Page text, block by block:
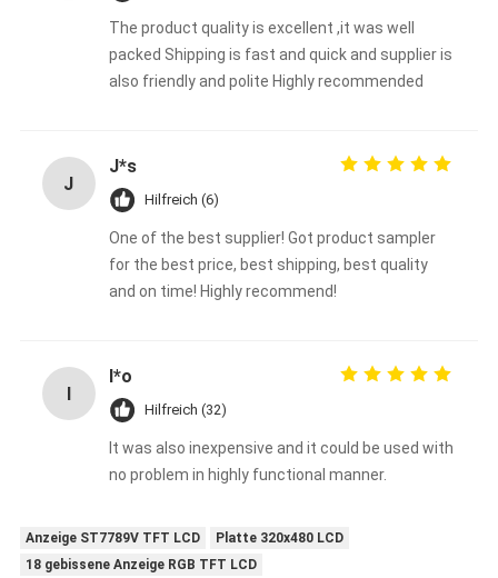
The product quality is excellent ,it was well
packed Shipping is fast and quick and supplier is
also friendly and polite Highly recommended
J
J*s
Hilfreich (6)
One of the best supplier! Got product sampler
for the best price, best shipping, best quality
and on time! Highly recommend!
I
I*o
Hilfreich (32)
It was also inexpensive and it could be used with
no problem in highly functional manner.
Anzeige ST7789V TFT LCD
Platte 320x480 LCD
18 gebissene Anzeige RGB TFT LCD